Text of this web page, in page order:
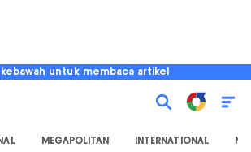
untuk membaca artikel
MEGAPOLITAN INTERNATIONAL